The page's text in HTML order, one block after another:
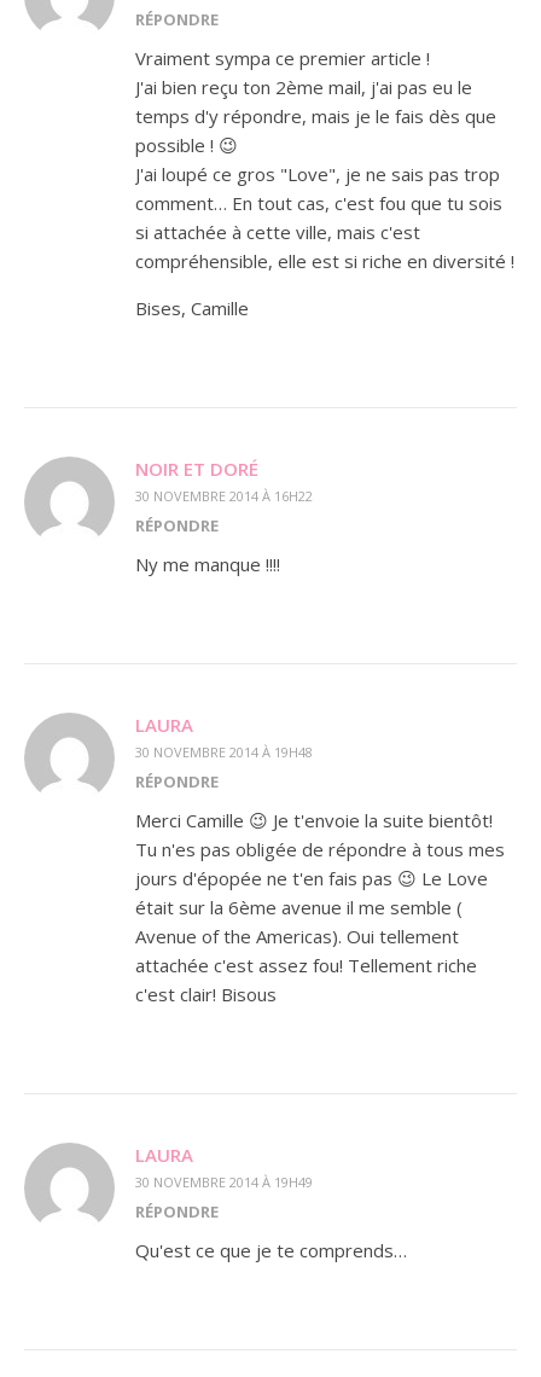
RÉPONDRE
Vraiment sympa ce premier article !
J'ai bien reçu ton 2ème mail, j'ai pas eu le
temps d'y répondre, mais je le fais dès que
possible ! 😉
J'ai loupé ce gros "Love", je ne sais pas trop
comment… En tout cas, c'est fou que tu sois
si attachée à cette ville, mais c'est
compréhensible, elle est si riche en diversité !
Bises, Camille
NOIR ET DORÉ
30 NOVEMBRE 2014 À 16H22
RÉPONDRE
Ny me manque !!!!
LAURA
30 NOVEMBRE 2014 À 19H48
RÉPONDRE
Merci Camille 😉 Je t'envoie la suite bientôt!
Tu n'es pas obligée de répondre à tous mes
jours d'épopée ne t'en fais pas 😉 Le Love
était sur la 6ème avenue il me semble (
Avenue of the Americas). Oui tellement
attachée c'est assez fou! Tellement riche
c'est clair! Bisous
LAURA
30 NOVEMBRE 2014 À 19H49
RÉPONDRE
Qu'est ce que je te comprends…